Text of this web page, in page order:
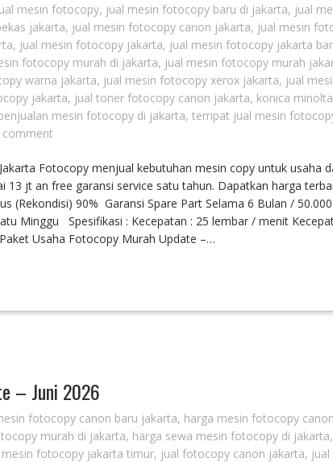
mesin fotocopy, jual mesin fotocopy baru di jakarta, jual
jakarta, jual mesin fotocopy canon jakarta, jual mesin
, jual mesin fotocopy jakarta, jual mesin fotocopy jakarta
fotocopy murah di jakarta, jual mesin fotocopy murah
warna jakarta, jual mesin fotocopy xerox jakarta, jual
jakarta, jual toner fotocopy canon jakarta, konica
mesin fotocopy di jakarta, tempat jual mesin
comment
Fotocopy menjual kebutuhan mesin copy untuk usaha
13 jt an free garansi service satu tahun. Dapatkan harga
(Rekondisi) 90% Garansi Spare Part Selama 6 Bulan /
Minggu Spesifikasi : Kecepatan : 25 lembar / menit
Usaha Fotocopy Murah Update –…
– Juni 2026
fotocopy canon baru jakarta, harga mesin fotocopy
murah di jakarta, harga sewa mesin fotocopy di jakarta,
mesin fotocopy jakarta timur, jual fotocopy canon jakarta, jual